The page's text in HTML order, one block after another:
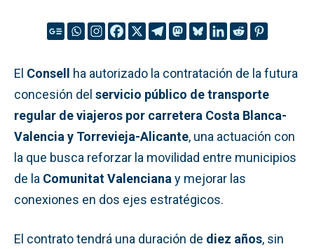
El Consell ha autorizado la contratación de la futura
concesión del servicio público de transporte
regular de viajeros por carretera Costa Blanca-
Valencia y Torrevieja-Alicante, una actuación con
la que busca reforzar la movilidad entre municipios
de la Comunitat Valenciana y mejorar las
conexiones en dos ejes estratégicos.
El contrato tendrá una duración de diez años, sin